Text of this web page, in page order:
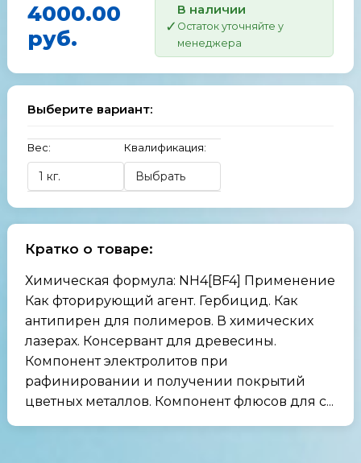
4000.00
руб.
В наличии
Остаток уточняйте у
менеджера
Выберите вариант:
Вес: Квалификация:
Кратко о товаре:
Химическая формула: NH4[BF4] Применение
Как фторирующий агент. Гербицид. Как
антипирен для полимеров. В химических
лазерах. Консервант для древесины.
Компонент электролитов при
рафинировании и получении покрытий
цветных металлов. Компонент флюсов для с...